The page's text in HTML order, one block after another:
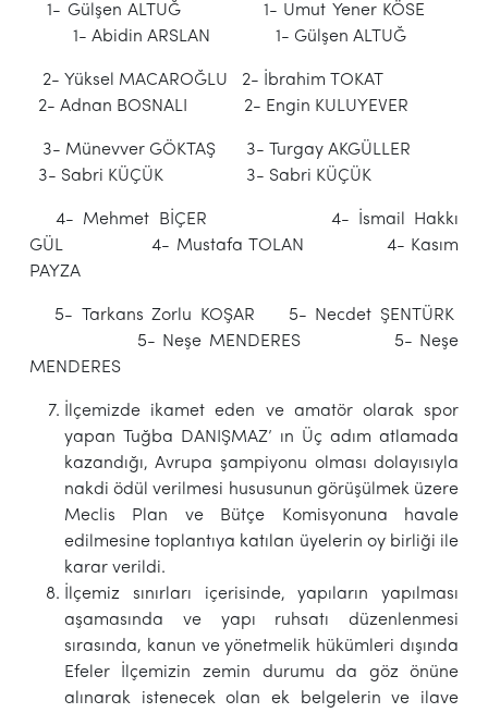
1- Gülşen ALTUĞ 1- Umut Yener KÖSE
1- Abidin ARSLAN 1- Gülşen ALTUĞ
2- Yüksel MACAROĞLU 2- İbrahim TOKAT
2- Adnan BOSNALI 2- Engin KULUYEVER
3- Münevver GÖKTAŞ 3- Turgay AKGÜLLER
3- Sabri KÜÇÜK 3- Sabri KÜÇÜK
4- Mehmet BİÇER 4- İsmail Hakkı
GÜL 4- Mustafa TOLAN 4- Kasım
PAYZA
5- Tarkans Zorlu KOŞAR 5- Necdet ŞENTÜRK
5- Neşe MENDERES 5- Neşe
MENDERES
İlçemizde ikamet eden ve amatör olarak spor
yapan Tuğba DANIŞMAZ’ ın Üç adım atlamada
kazandığı, Avrupa şampiyonu olması dolayısıyla
nakdi ödül verilmesi hususunun görüşülmek üzere
Meclis Plan ve Bütçe Komisyonuna havale
edilmesine toplantıya katılan üyelerin oy birliği ile
karar verildi.
İlçemiz sınırları içerisinde, yapıların yapılması
aşamasında ve yapı ruhsatı düzenlenmesi
sırasında, kanun ve yönetmelik hükümleri dışında
Efeler İlçemizin zemin durumu da göz önüne
alınarak istenecek olan ek belgelerin ve ilave